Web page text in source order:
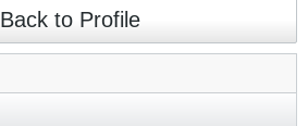
Back to Profile